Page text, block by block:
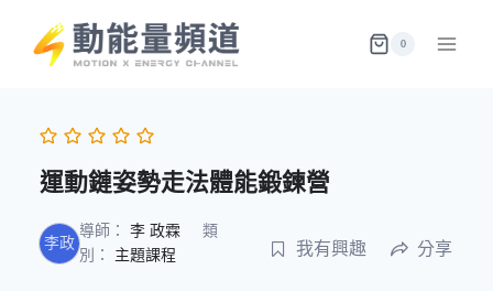
content
0
運動鏈姿勢走法體能鍛鍊營
李政
導師： 李 政霖
類
別： 主題課程 我有興趣 分享